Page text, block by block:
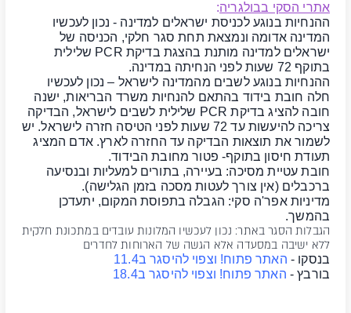
אתרי הסקי בבולגריה:
ההנחיות בנוגע לכניסת ישראלים למדינה - נכון לעכשיו
המדינה אדומה ונמצאת תחת סגר חלקי, הכניסה של
ישראלים למדינה מותנת בהצגת בדיקת PCR שלילית
בתוקף 72 שעות לפני הנחיתה במדינה.
ההנחיות בנוגע לשבים מהמדינה לישראל – נכון לעכשיו
חלה חובת בידוד בהתאם להנחיות משרד הבריאות, ישנה
חובה להציג בדיקת PCR שלילית לשבים לישראל, הבדיקה
צריכה להיעשות עד 72 שעות לפני הטיסה חזרה לישראל.
יש
לשמור את תוצאות הבדיקה עד החזרה לארץ.אדם המציג
תעודת חיסון בתוקף- פטור מחובת הבידוד.
חובת עטיית מסיכה: בעיירה, בתורים למעליות ובנסיעה
ברכבלים (אין צורך לעטות מסכה בזמן הגלישה).
מדיניות אפר'ה סקי: הגבלה בתפוסת המקום, יתעדכן
בהמשך.
הגבלות הסגר באתר: נכון לעכשיו המלונות עובדים במתכונת חלקית
ללא ישיבה במסעדה אלא הגשה של הארוחות לחדרים
בנסקו - האתר פתוח! וצפוי להיסגר ב11.4
בורבץ- האתר פתוח! וצפוי להיסגר ב18.4